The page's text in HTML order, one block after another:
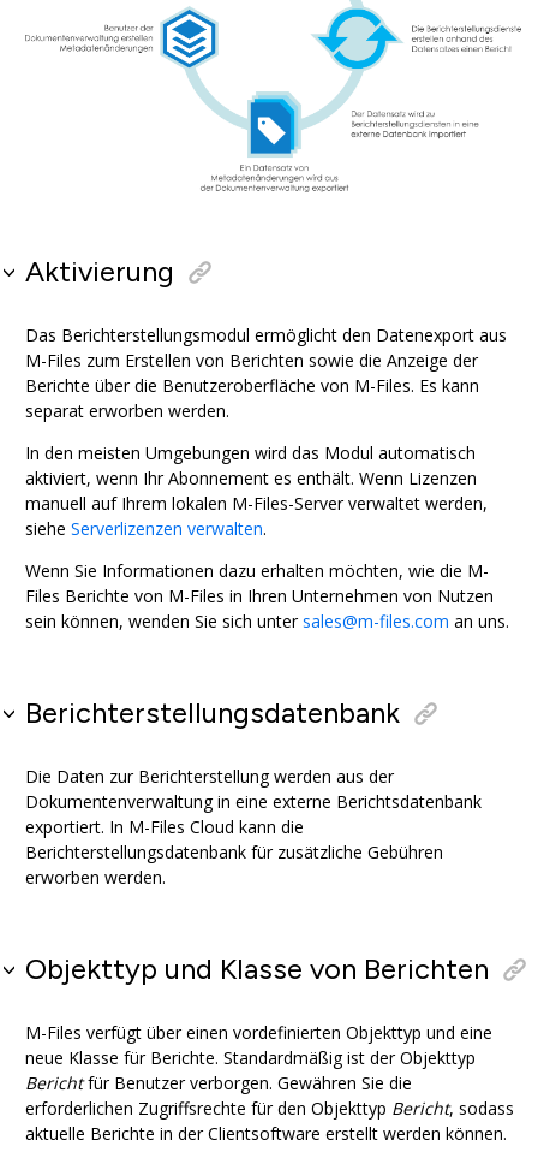
Aktivierung
Das Berichterstellungsmodul ermöglicht den Datenexport aus
M-Files zum Erstellen von Berichten sowie die Anzeige der
Berichte über die Benutzeroberfläche von M-Files. Es kann
separat erworben werden.
In den meisten Umgebungen wird das Modul automatisch
aktiviert, wenn Ihr Abonnement es enthält. Wenn Lizenzen
manuell auf Ihrem lokalen M-Files-Server verwaltet werden,
siehe Serverlizenzen verwalten.
Wenn Sie Informationen dazu erhalten möchten, wie die M-
Files Berichte von M-Files in Ihren Unternehmen von Nutzen
sein können, wenden Sie sich untersales@m-files.com an uns.
Berichterstellungsdatenbank
Die Daten zur Berichterstellung werden aus der
Dokumentenverwaltung in eine externe Berichtsdatenbank
exportiert. In M-Files Cloud kann die
Berichterstellungsdatenbank für zusätzliche Gebühren
erworben werden.
Objekttyp und Klasse von Berichten
M-Files verfügt über einen vordefinierten Objekttyp und eine
neue Klasse für Berichte. Standardmäßig ist der Objekttyp
Berichtfür Benutzer verborgen. Gewähren Sie die
erforderlichen Zugriffsrechte für den Objekttyp Bericht, sodass
aktuelle Berichte in der Clientsoftware erstellt werden können.